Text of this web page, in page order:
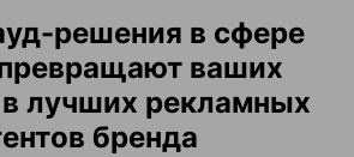
решения в сфере
ваших
в лучших рекламных
бренда